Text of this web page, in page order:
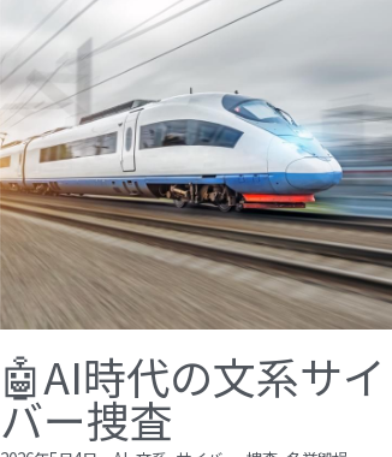
🤖AI時代の文系サイ
バー捜査